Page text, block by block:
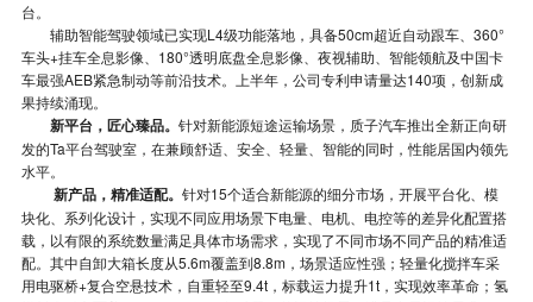
台。
辅助智能驾驶领域已实现L4级功能落地，具备50cm超近自动跟车、360°
车头+挂车全息影像、180°透明底盘全息影像、夜视辅助、智能领航及中国卡
车最强AEB紧急制动等前沿技术。上半年，公司专利申请量达140项，创新成
果持续涌现。
新平台，匠心臻品。 针对新能源短途运输场景，质子汽车推出全新正向研
发的Ta平台驾驶室，在兼顾舒适、安全、轻量、智能的同时，性能居国内领先
水平。
新产品，精准适配。 针对15个适合新能源的细分市场，开展平台化、模
块化、系列化设计，实现不同应用场景下电量、电机、电控等的差异化配置搭
载，以有限的系统数量满足具体市场需求，实现了不同市场不同产品的精准适
配。其中自卸大箱长度从5.6m覆盖到8.8m，场景适应性强；轻量化搅拌车采
用电驱桥+复合空悬技术，自重轻至9.4t，标载运力提升1t，实现效率革命；氢